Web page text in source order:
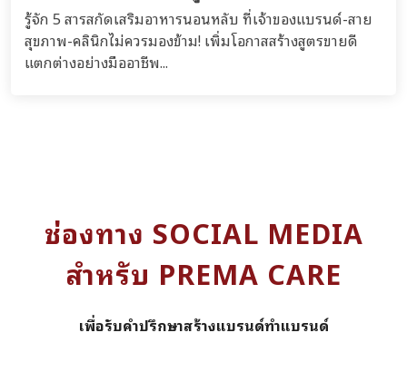
รู้จัก 5 สารสกัดเสริมอาหารนอนหลับ ที่เจ้าของแบรนด์-สาย
สุขภาพ-คลินิกไม่ควรมองข้าม! เพิ่มโอกาสสร้างสูตรขายดี
แตกต่างอย่างมืออาชีพ...
ช่องทาง SOCIAL MEDIA
สำหรับ PREMA CARE
เพื่อรับคำปรึกษาสร้างแบรนด์ทำแบรนด์